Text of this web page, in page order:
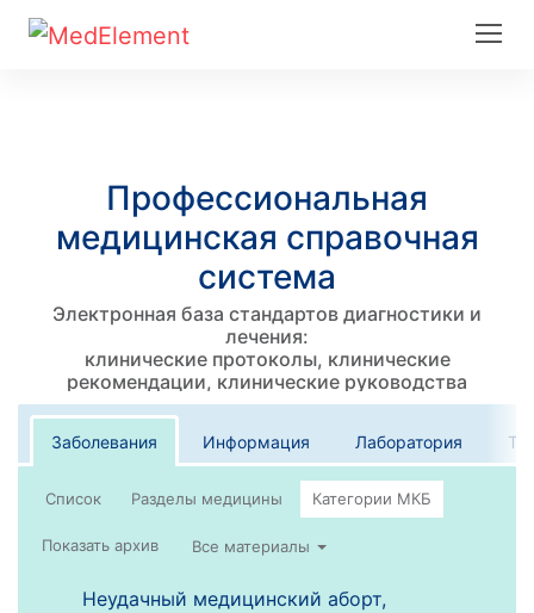
Профессиональная
медицинская справочная
система
Электронная база стандартов диагностики и
лечения:
клинические протоколы, клинические
рекомендации, клинические руководства
Заболевания Информация Лаборатория
Список
Все материалы
Неудачный медицинский аборт,